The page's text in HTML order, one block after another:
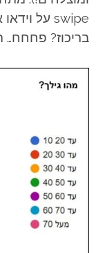
בריכוז?